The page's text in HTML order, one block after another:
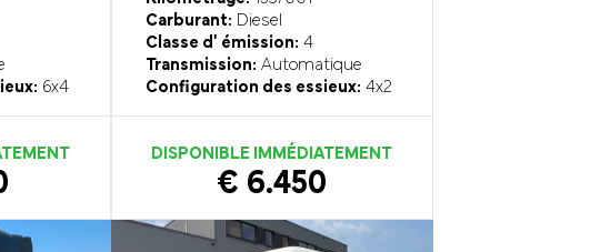
6x4
Carburant: Diesel
Classe d' émission: 4
Transmission: Automatique
Configuration des essieux: 4x2
DISPONIBLE IMMÉDIATEMENT
€ 6.450